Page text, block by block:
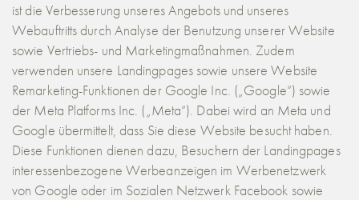
ist die Verbesserung unseres Angebots und unseres
Webauftritts durch Analyse der Benutzung unserer Website
sowie Vertriebs- und Marketingmaßnahmen. Zudem
verwenden unsere Landingpages sowie unsere Website
Remarketing-Funktionen der Google Inc. („Google“) sowie
der Meta Platforms Inc. („Meta“). Dabei wird an Meta und
Google übermittelt, dass Sie diese Website besucht haben.
Diese Funktionen dienen dazu, Besuchern der Landingpages
interessenbezogene Werbeanzeigen im Werbenetzwerk
von Google oder im Sozialen Netzwerk Facebook sowie